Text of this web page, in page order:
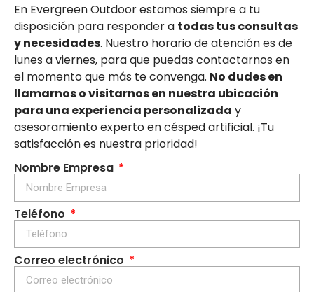
En Evergreen Outdoor estamos siempre a tu
disposición para responder a todas tus consultas
y necesidades. Nuestro horario de atención es de
lunes a viernes, para que puedas contactarnos en
el momento que más te convenga. No dudes en
llamarnos o visitarnos en nuestra ubicación
para una experiencia personalizada y
asesoramiento experto en césped artificial. ¡Tu
satisfacción es nuestra prioridad!
Nombre Empresa
Teléfono
Correo electrónico